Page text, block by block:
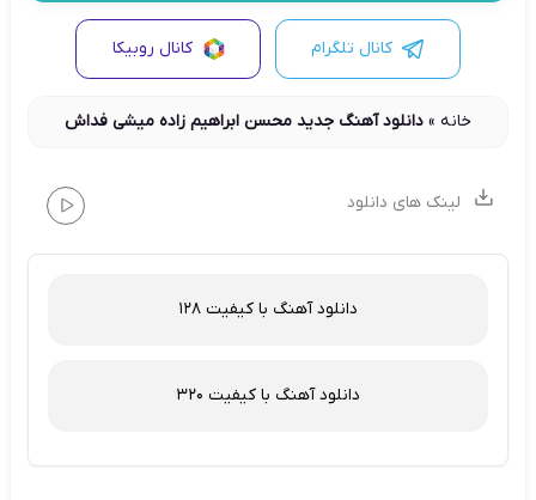
کانال تلگرام کانال روبیکا
خانه» دانلود آهنگ جدید محسن ابراهیم زاده میشی فداش
لینک های دانلود
دانلود آهنگ با کیفیت 128
دانلود آهنگ با کیفیت 320